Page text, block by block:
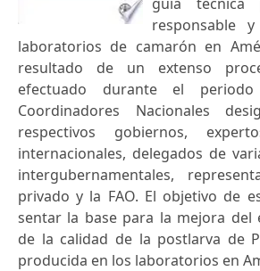
responsable
laboratorios de camarón en
resultado de un extenso
efectuado durante el periodo
Coordinadores Nacionales
respectivos gobiernos,
internacionales, delegados de
intergubernamentales,
privado y la FAO. El objetivo de
sentar la base para la mejora del
de la calidad de la postlarva de
producida en los laboratorios en